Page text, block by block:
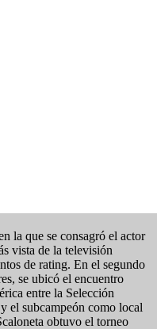
la que se consagró el actor
vista de la televisión
de rating. En el segundo
se ubicó el encuentro
entre la Selección
el subcampeón como local
obtuvo el torneo